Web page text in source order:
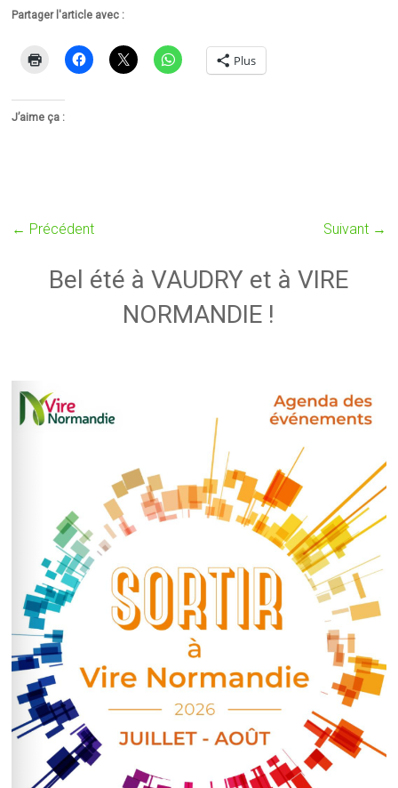
Partager l'article avec :
Plus
J’aime ça :
← Précédent Suivant →
Bel été à VAUDRY et à VIRE
NORMANDIE !